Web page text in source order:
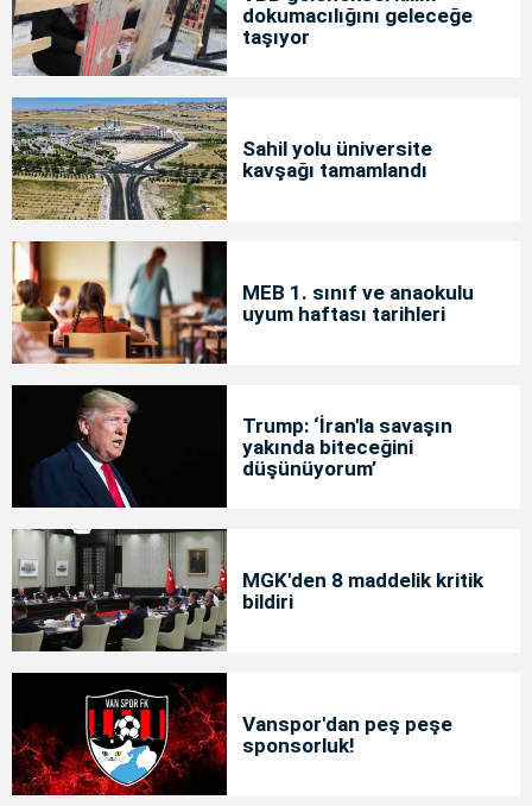
dokumacılığını geleceğe
taşıyor
Sahil yolu üniversite
kavşağı tamamlandı
MEB 1. sınıf ve anaokulu
uyum haftası tarihleri
Trump: ‘İran'la savaşın
yakında biteceğini
düşünüyorum’
MGK'den 8 maddelik kritik
bildiri
Vanspor'dan peş peşe
sponsorluk!